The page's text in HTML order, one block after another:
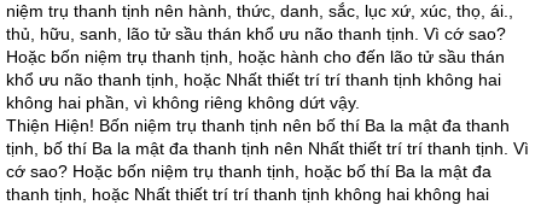
niệm trụ thanh tịnh nên hành, thức, danh, sắc, lục xứ, xúc, thọ, ái.,
thủ, hữu, sanh, lão tử sầu thán khổ ưu não thanh tịnh. Vì cớ sao?
Hoặc bốn niệm trụ thanh tịnh, hoặc hành cho đến lão tử sầu thán
khổ ưu não thanh tịnh, hoặc Nhất thiết trí trí thanh tịnh không hai
không hai phần, vì không riêng không dứt vậy.
Thiện Hiện! Bốn niệm trụ thanh tịnh nên bố thí Ba la mật đa thanh
tịnh, bố thí Ba la mật đa thanh tịnh nên Nhất thiết trí trí thanh tịnh. Vì
cớ sao? Hoặc bốn niệm trụ thanh tịnh, hoặc bố thí Ba la mật đa
thanh tịnh, hoặc Nhất thiết trí trí thanh tịnh không hai không hai